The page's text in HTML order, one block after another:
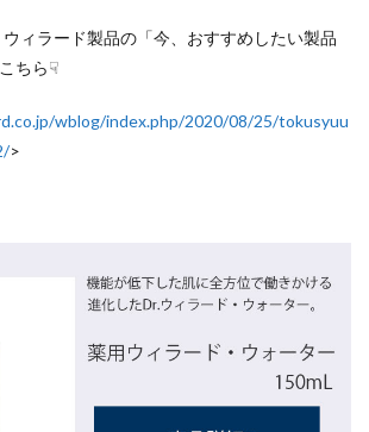
ィラード製品の「今、おすすめしたい製品
ちら☟
wblog/index.php/2020/08/25/tokusyuu
>